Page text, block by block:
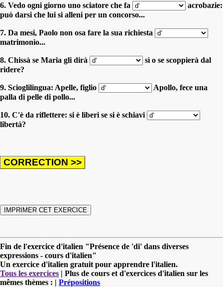
6. Vedo ogni giorno uno sciatore che fa
acrobazie:
può darsi che lui si alleni per un concorso...
7. Da mesi, Paolo non osa fare la sua richiesta
matrimonio...
8. Chissà se Maria gli dirà
sì o se scoppierà dal
ridere?
9. Scioglilingua: Apelle, figlio
Apollo, fece una
palla di pelle di pollo...
10. C'è da riflettere: si è liberi se si è schiavi
libertà?
Fin de l'exercice d'italien "Présence de 'di' dans diverses
expressions - cours d'italien"
Un exercice d'italien gratuit pour apprendre l'italien.
Tous les exercices | Plus de cours et d'exercices d'italien sur les
mêmes thèmes : | Prépositions